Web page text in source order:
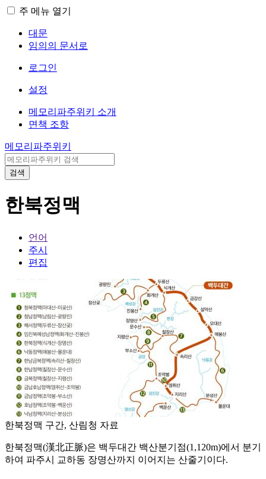
주 메뉴 열기
대문
임의의 문서로
로그인
설정
메모리파주위키 소개
면책 조항
메모리파주위키
검색
한북정맥
언어
주시
편집
한북정맥 구간, 산림청 자료
한북정맥(漢北正脈)은 백두대간 백산분기점(1,120m)에서 분기
하여 파주시 교하동 장명산까지 이어지는 산줄기이다.